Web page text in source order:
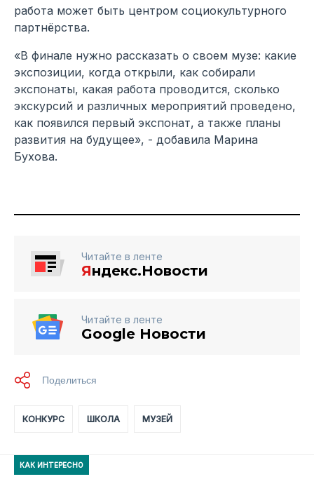
работа может быть центром социокультурного
партнёрства.
«В финале нужно рассказать о своем музе: какие
экспозиции, когда открыли, как собирали
экспонаты, какая работа проводится, сколько
экскурсий и различных мероприятий проведено,
как появился первый экспонат, а также планы
развития на будущее», - добавила Марина
Бухова.
Читайте в ленте
Яндекс.Новости
Читайте в ленте
Google Новости
КОНКУРС ШКОЛА МУЗЕЙ
КАК ИНТЕРЕСНО